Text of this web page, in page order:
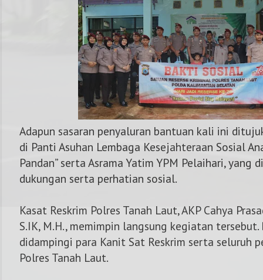
Adapun sasaran penyaluran bantuan kali ini
di Panti Asuhan Lembaga Kesejahteraan Sosial
Pandan” serta Asrama Yatim YPM Pelaihari, yang
dukungan serta perhatian sosial.
Kasat Reskrim Polres Tanah Laut, AKP Cahya
S.IK, M.H., memimpin langsung kegiatan
didampingi para Kanit Sat Reskrim serta seluruh
Polres Tanah Laut.